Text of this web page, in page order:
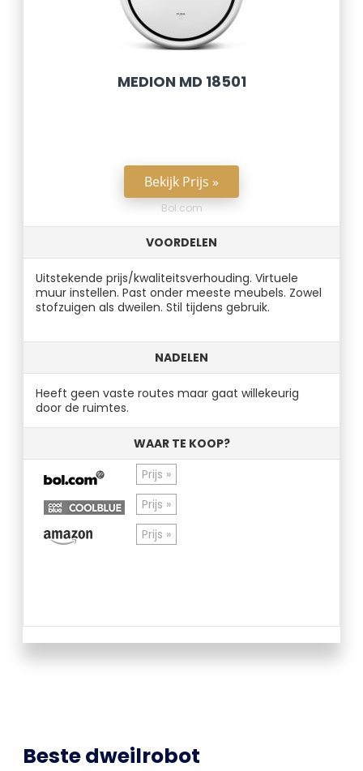
MEDION MD 18501
Bekijk Prijs »
Bol.com
VOORDELEN
Uitstekende prijs/kwaliteitsverhouding. Virtuele
muur instellen. Past onder meeste meubels. Zowel
stofzuigen als dweilen. Stil tijdens gebruik.
NADELEN
Heeft geen vaste routes maar gaat willekeurig
door de ruimtes.
WAAR TE KOOP?
Prijs »
Prijs »
Prijs »
Beste dweilrobot